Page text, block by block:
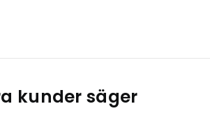
kunder säger